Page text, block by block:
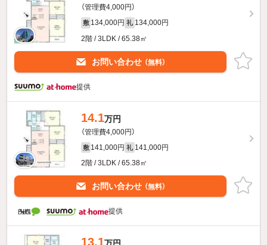
（管理費4,000円）
敷 134,000円 礼 134,000円
2階 / 3LDK / 65.38㎡
お問い合わせ （無料）
提供
14.1万円
（管理費4,000円）
敷 141,000円 礼 141,000円
2階 / 3LDK / 65.38㎡
お問い合わせ （無料）
提供
13.1